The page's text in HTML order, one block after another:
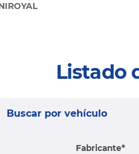
Listado
Buscar por vehículo
Fabricante